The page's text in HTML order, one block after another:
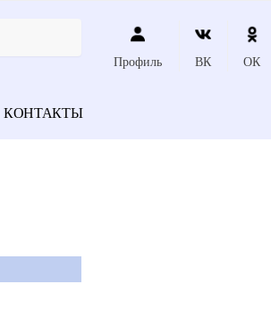
Профиль ВК ОК
КОНТАКТЫ